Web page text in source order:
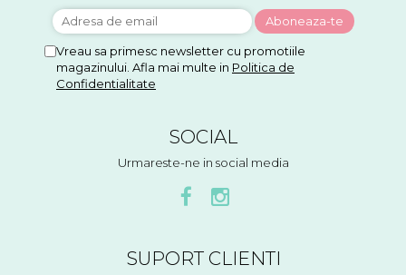
Vreau sa primesc newsletter cu promotiile
magazinului. Afla mai multe in Politica de
Confidentialitate
SOCIAL
Urmareste-ne in social media
SUPORT CLIENTI